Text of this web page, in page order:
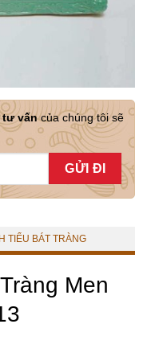
tư vấncủa chúng tôi sẽ
TIỂU BÁT TRÀNG
Men